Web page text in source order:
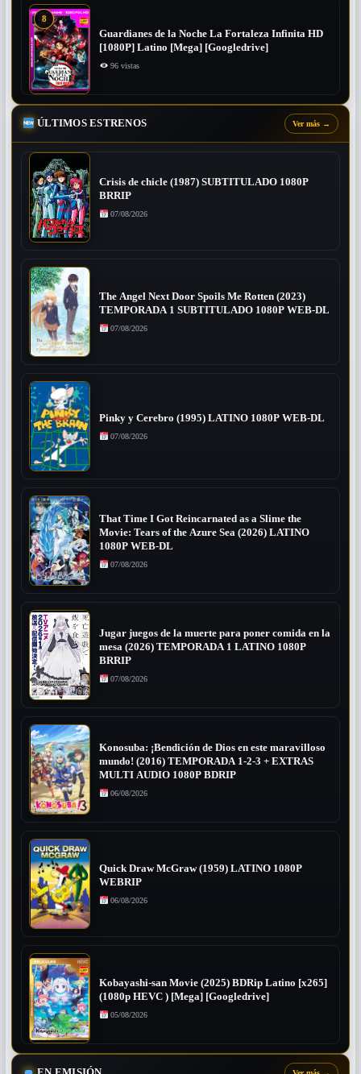
8
Guardianes de la Noche La Fortaleza Infinita HD
[1080P] Latino [Mega] [Googledrive]
96 vistas
ÚLTIMOS ESTRENOS Ver más →
Crisis de chicle (1987) SUBTITULADO 1080P
BRRIP
07/08/2026
The Angel Next Door Spoils Me Rotten (2023)
TEMPORADA 1 SUBTITULADO 1080P WEB-DL
07/08/2026
Pinky y Cerebro (1995) LATINO 1080P WEB-DL
07/08/2026
That Time I Got Reincarnated as a Slime the
Movie: Tears of the Azure Sea (2026) LATINO
1080P WEB-DL
07/08/2026
Jugar juegos de la muerte para poner comida en la
mesa (2026) TEMPORADA 1 LATINO 1080P
BRRIP
07/08/2026
Konosuba: ¡Bendición de Dios en este maravilloso
mundo! (2016) TEMPORADA 1-2-3 + EXTRAS
MULTI AUDIO 1080P BDRIP
06/08/2026
Quick Draw McGraw (1959) LATINO 1080P
WEBRIP
06/08/2026
Kobayashi-san Movie (2025) BDRip Latino [x265]
(1080p HEVC ) [Mega] [Googledrive]
05/08/2026